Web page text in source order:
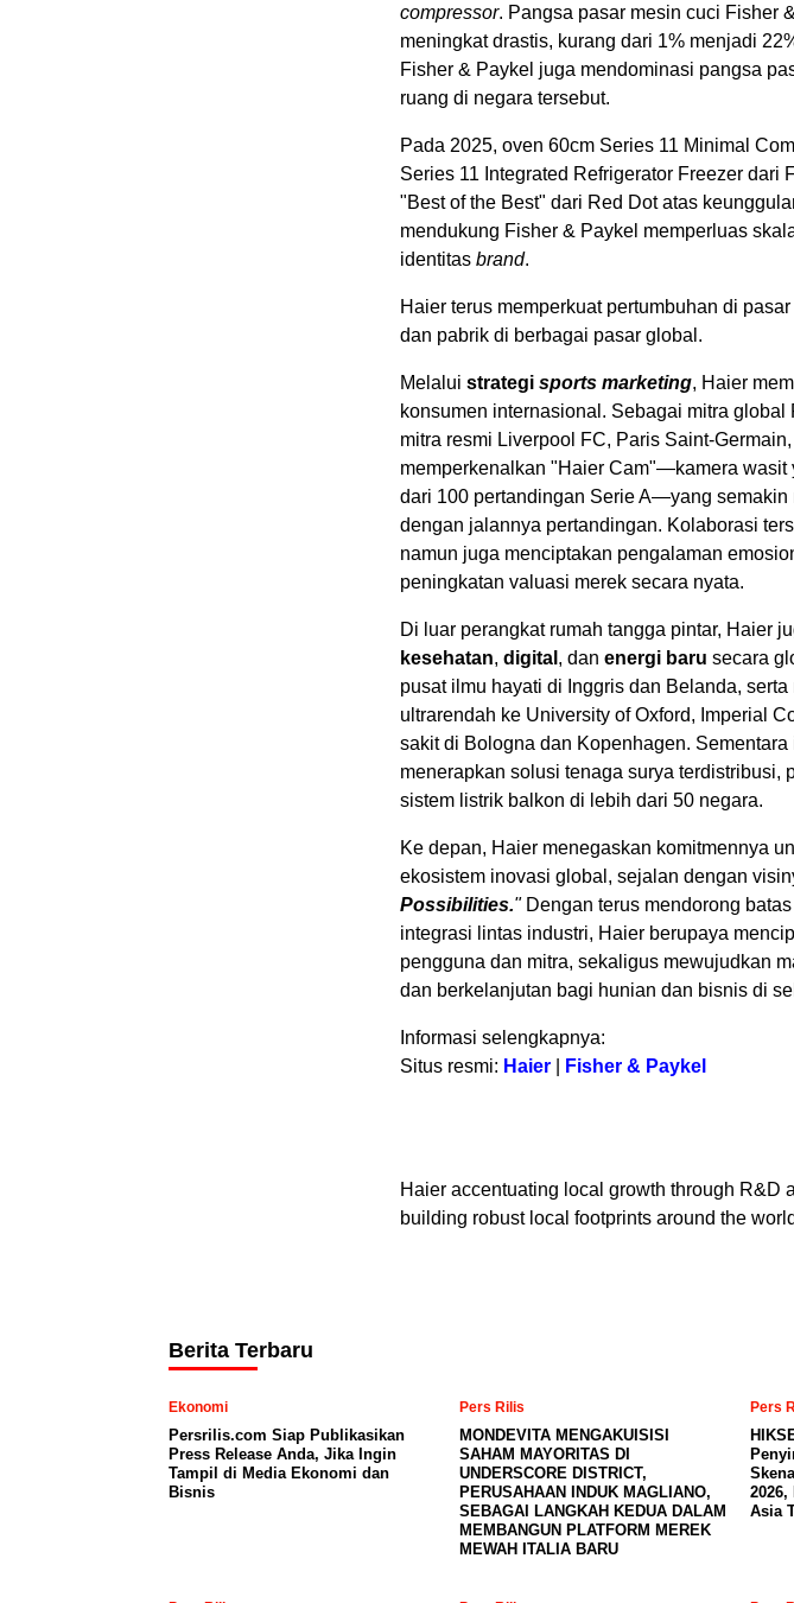
compressor. Pangsa pasar mesin cuci Fisher
meningkat drastis, kurang dari 1% menjadi
Fisher & Paykel juga mendominasi pangsa
ruang di negara tersebut.
Pada 2025, oven 60cm Series 11 Minimal
Series 11 Integrated Refrigerator Freezer dari
"Best of the Best" dari Red Dot atas
mendukung Fisher & Paykel memperluas
identitas brand.
Haier terus memperkuat pertumbuhan di
dan pabrik di berbagai pasar global.
Melalui strategi sports marketing, Haier
konsumen internasional. Sebagai mitra global
mitra resmi Liverpool FC, Paris Saint-
memperkenalkan "Haier Cam"—kamera wasit
dari 100 pertandingan Serie A—yang semakin
dengan jalannya pertandingan. Kolaborasi
namun juga menciptakan pengalaman
peningkatan valuasi merek secara nyata.
Di luar perangkat rumah tangga pintar, Haier
kesehatan, digital , dan energi baru secara
pusat ilmu hayati di Inggris dan Belanda, serta
ultrarendah ke University of Oxford, Imperial
sakit di Bologna dan Kopenhagen.
menerapkan solusi tenaga surya terdistribusi,
sistem listrik balkon di lebih dari 50 negara.
Ke depan, Haier menegaskan komitmennya
ekosistem inovasi global, sejalan dengan
Possibilities."Dengan terus mendorong
integrasi lintas industri, Haier berupaya
pengguna dan mitra, sekaligus mewujudkan
dan berkelanjutan bagi hunian dan bisnis di
Informasi selengkapnya:
Situs resmi: Haier Fisher & Paykel
Haier accentuating local growth through R&D
building robust local footprints around the world
Berita Terbaru
Ekonomi
Persrilis.com Siap Publikasikan
Press Release Anda, Jika Ingin
Tampil di Media Ekonomi dan
Bisnis
Pers Rilis
MONDEVITA MENGAKUISISI
SAHAM MAYORITAS DI
UNDERSCORE DISTRICT,
PERUSAHAAN INDUK MAGLIANO,
SEBAGAI LANGKAH KEDUA DALAM
MEMBANGUN PLATFORM MEREK
MEWAH ITALIA BARU
Pers
Asia